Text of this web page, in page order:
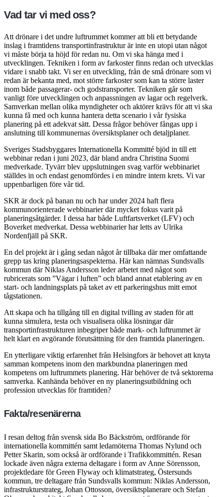
Vad tar vi med oss?
Att drönare i det undre luftrummet kommer att bli ett betydande
inslag i framtidens transportinfrastruktur är inte en utopi utan något
vi måste börja ta höjd för redan nu. Om vi ska hänga med i
utvecklingen. Tekniken i form av farkoster finns redan och utvecklas
vidare i snabb takt. Vi ser en utveckling, från de små drönare som vi
redan är bekanta med, mot större farkoster som kan ta större laster
inom både passagerar- och godstransporter. Tekniken går som
vanligt före utvecklingen och anpassningen av lagar och regelverk.
Samverkan mellan olika myndigheter och aktörer krävs för att vi ska
kunna få med och kunna hantera detta scenario i vår fysiska
planering på ett adekvat sätt. Dessa frågor behöver fångas upp i
anslutning till kommunernas översiktsplaner och detaljplaner.
Sveriges Stadsbyggares Internationella Kommitté bjöd in till ett
webbinar redan i juni 2023, där bland andra Christina Suomi
medverkade. Tyvärr blev uppslutningen svag varför webbinariet
ställdes in och endast genomfördes i en mindre intern krets. Vi var
uppenbarligen före vår tid.
SKR är dock på banan nu och har under 2024 haft flera
kommunorienterade webbinarier där mycket fokus varit på
planeringsåtgärder. I dessa har både Luftfartsverket (LFV) och
Boverket medverkat. Dessa webbinarier har letts av Ulrika
Nordenfjäll på SKR.
En del projekt är i gång sedan något år tillbaka där mer omfattande
grepp tas kring planeringsaspekterna. Här kan nämnas Sundsvalls
kommun där Niklas Andersson leder arbetet med något som
rubricerats som ”Vägar i luften” och bland annat etablering av en
start- och landningsplats på taket av ett parkeringshus mitt emot
tågstationen.
Att skapa och ha tillgång till en digital tvilling av staden för att
kunna simulera, testa och visualisera olika lösningar där
transportinfrastrukturen inbegriper både mark- och luftrummet är
helt klart en avgörande förutsättning för den framtida planeringen.
En ytterligare viktig erfarenhet från Helsingfors är behovet att knyta
samman kompetens inom den markbundna planeringen med
kompetens om luftrummets planering. Här behöver de två sektorerna
samverka. Kanhända behöver en ny planeringsutbildning och
profession utvecklas för framtiden?
Fakta/resenärerna
I resan deltog från svensk sida Bo Bäckström, ordförande för
internationella kommittén samt ledamöterna Thomas Nylund och
Petter Skarin, som också är ordförande i Trafikkommittén. Resan
lockade även några externa deltagare i form av Anne Sörensson,
projektledare för Green Flyway och klimatstrateg, Östersunds
kommun, tre deltagare från Sundsvalls kommun: Niklas Andersson,
infrastrukturstrateg, Johan Ottosson, översiktsplanerare och Stefan